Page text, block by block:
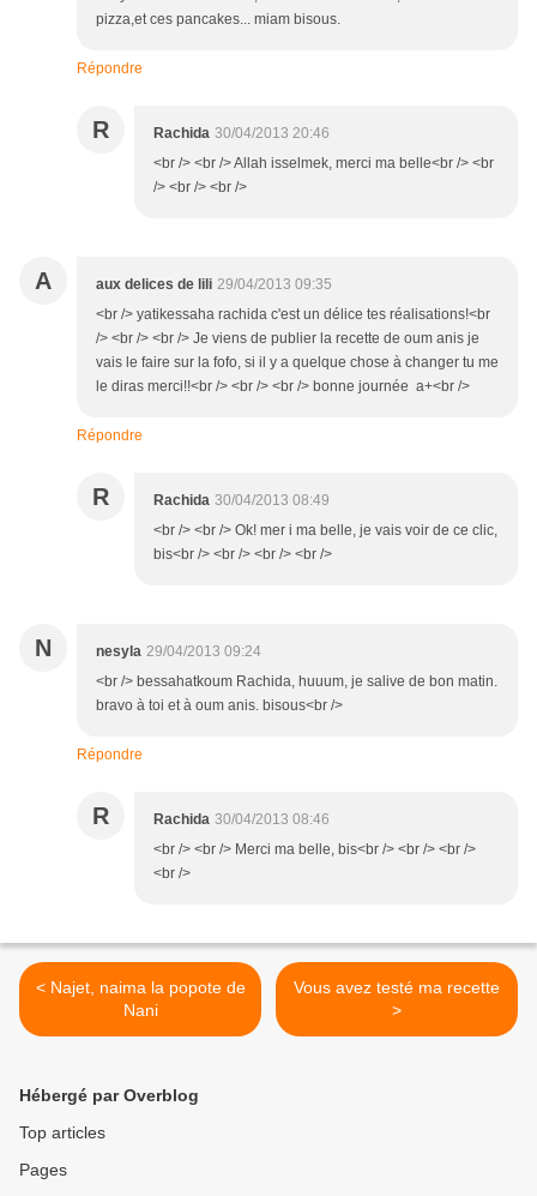
pizza,et ces pancakes... miam bisous.
Répondre
R Rachida 30/04/2013 20:46
<br /> <br /> Allah isselmek, merci ma belle<br /> <br
/> <br /> <br />
A aux delices de lili 29/04/2013 09:35
<br /> yatikessaha rachida c'est un délice tes réalisations!<br
/> <br /> <br /> Je viens de publier la recette de oum anis je
vais le faire sur la fofo, si il y a quelque chose à changer tu me
le diras merci!!<br /> <br /> <br /> bonne journée a+<br />
Répondre
R Rachida 30/04/2013 08:49
<br /> <br /> Ok! mer i ma belle, je vais voir de ce clic,
bis<br /> <br /> <br /> <br />
N nesyla 29/04/2013 09:24
<br /> bessahatkoum Rachida, huuum, je salive de bon matin.
bravo à toi et à oum anis. bisous<br />
Répondre
R Rachida 30/04/2013 08:46
<br /> <br /> Merci ma belle, bis<br /> <br /> <br />
<br />
< Najet, naima la popote de
Nani
Vous avez testé ma recette
>
Hébergé par Overblog
Top articles
Pages